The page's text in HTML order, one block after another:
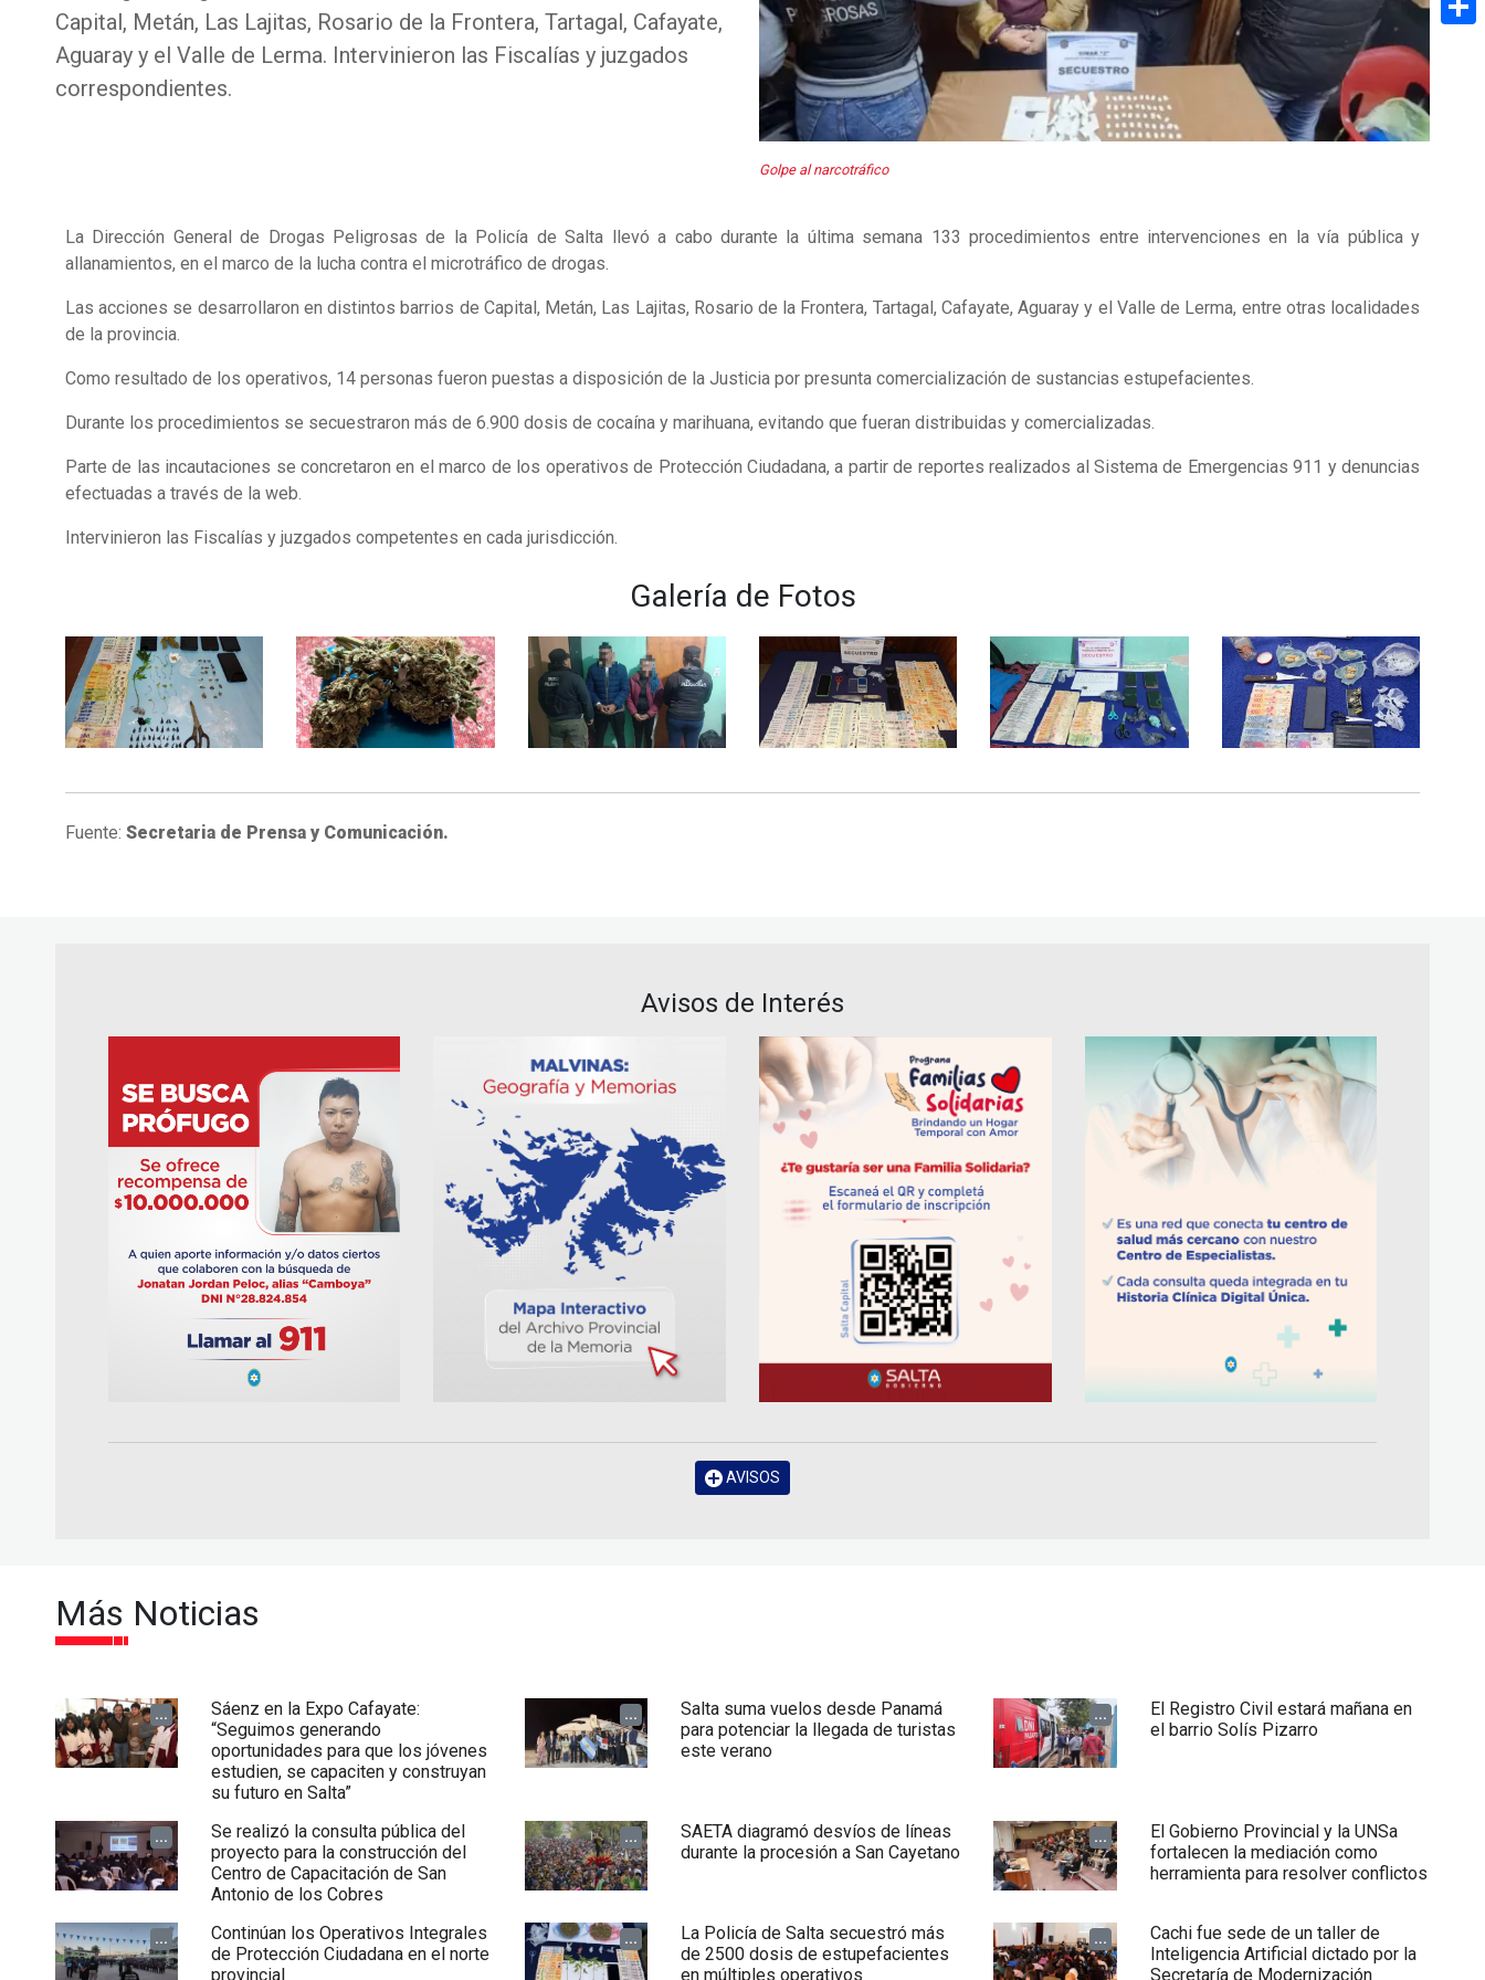
Capital, Metán, Las Lajitas, Rosario de la Frontera, Tartagal, Cafayate,
Aguaray y el Valle de Lerma. Intervinieron las Fiscalías y juzgados
correspondientes.
Golpe al narcotráfico
La Dirección General de Drogas Peligrosas de la Policía de Salta llevó a cabo durante la última semana 133 procedimientos entre intervenciones en la vía pública y
allanamientos, en el marco de la lucha contra el microtráfico de drogas.
Las acciones se desarrollaron en distintos barrios de Capital, Metán, Las Lajitas, Rosario de la Frontera, Tartagal, Cafayate, Aguaray y el Valle de Lerma, entre otras localidades
de la provincia.
Como resultado de los operativos, 14 personas fueron puestas a disposición de la Justicia por presunta comercialización de sustancias estupefacientes.
Durante los procedimientos se secuestraron más de 6.900 dosis de cocaína y marihuana, evitando que fueran distribuidas y comercializadas.
Parte de las incautaciones se concretaron en el marco de los operativos de Protección Ciudadana, a partir de reportes realizados al Sistema de Emergencias 911 y denuncias
efectuadas a través de la web.
Intervinieron las Fiscalías y juzgados competentes en cada jurisdicción.
Galería de Fotos
Fuente: Secretaria de Prensa y Comunicación.
Avisos de Interés
AVISOS
Más Noticias
...
Sáenz en la Expo Cafayate:
“Seguimos generando
oportunidades para que los jóvenes
estudien, se capaciten y construyan
su futuro en Salta”
...
Salta suma vuelos desde Panamá
para potenciar la llegada de turistas
este verano
...
El Registro Civil estará mañana en
el barrio Solís Pizarro
...
Se realizó la consulta pública del
proyecto para la construcción del
Centro de Capacitación de San
Antonio de los Cobres
...
SAETA diagramó desvíos de líneas
durante la procesión a San Cayetano
...
El Gobierno Provincial y la UNSa
fortalecen la mediación como
herramienta para resolver conflictos
...
Continúan los Operativos Integrales
de Protección Ciudadana en el norte
provincial
...
La Policía de Salta secuestró más
de 2500 dosis de estupefacientes
en múltiples operativos
...
Cachi fue sede de un taller de
Inteligencia Artificial dictado por la
Secretaría de Modernización